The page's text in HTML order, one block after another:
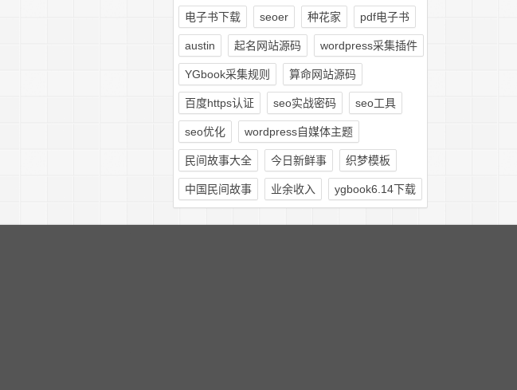
电子书下载 seoer 种花家 pdf电子书
austin 起名网站源码 wordpress采集插件
YGbook采集规则 算命网站源码
百度https认证 seo实战密码 seo工具
seo优化 wordpress自媒体主题
民间故事大全 今日新鲜事 织梦模板
中国民间故事 业余收入 ygbook6.14下载